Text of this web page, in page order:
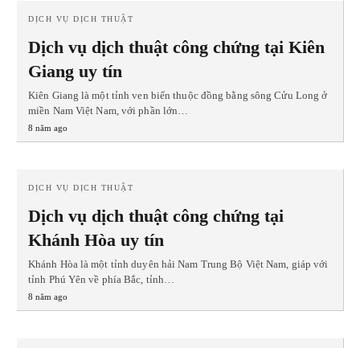
DỊCH VỤ DỊCH THUẬT
Dịch vụ dịch thuật công chứng tại Kiên
Giang uy tín
Kiên Giang là một tỉnh ven biển thuộc đồng bằng sông Cửu Long ở
miền Nam Việt Nam, với phần lớn…
8 năm ago
DỊCH VỤ DỊCH THUẬT
Dịch vụ dịch thuật công chứng tại
Khánh Hòa uy tín
Khánh Hòa là một tỉnh duyên hải Nam Trung Bộ Việt Nam, giáp với
tỉnh Phú Yên về phía Bắc, tỉnh…
8 năm ago